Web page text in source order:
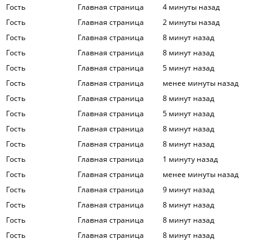
Гость
Главная страница
4 минуты назад
Гость
Главная страница
2 минуты назад
Гость
Главная страница
8 минут назад
Гость
Главная страница
8 минут назад
Гость
Главная страница
5 минут назад
Гость
Главная страница
менее минуты назад
Гость
Главная страница
8 минут назад
Гость
Главная страница
5 минут назад
Гость
Главная страница
8 минут назад
Гость
Главная страница
8 минут назад
Гость
Главная страница
1 минуту назад
Гость
Главная страница
менее минуты назад
Гость
Главная страница
9 минут назад
Гость
Главная страница
8 минут назад
Гость
Главная страница
8 минут назад
Гость
Главная страница
8 минут назад